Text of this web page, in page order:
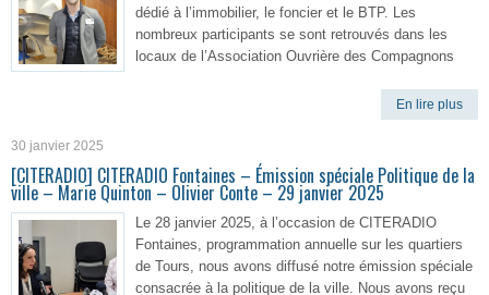
dédié à l’immobilier, le foncier et le BTP. Les
nombreux participants se sont retrouvés dans les
locaux de l’Association Ouvrière des Compagnons
En lire plus
30 janvier 2025
[CITERADIO] CITERADIO Fontaines – Émission spéciale Politique de la
ville – Marie Quinton – Olivier Conte – 29 janvier 2025
Le 28 janvier 2025, à l’occasion de CITERADIO
Fontaines, programmation annuelle sur les quartiers
de Tours, nous avons diffusé notre émission spéciale
consacrée à la politique de la ville. Nous avons reçu